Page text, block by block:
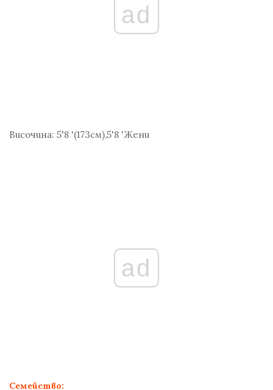
ad
Височина: 5'8 '(173см),5'8 'Жени
ad
Семейство: